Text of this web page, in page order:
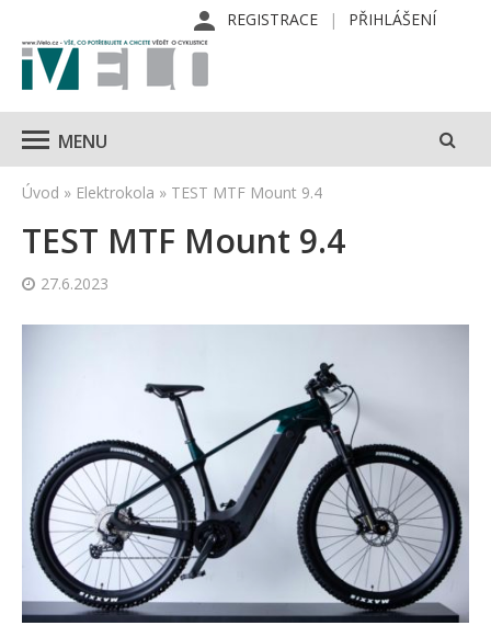
REGISTRACE PŘIHLÁŠENÍ
MENU
Úvod » Elektrokola » TEST MTF Mount 9.4
TEST MTF Mount 9.4
27.6.2023